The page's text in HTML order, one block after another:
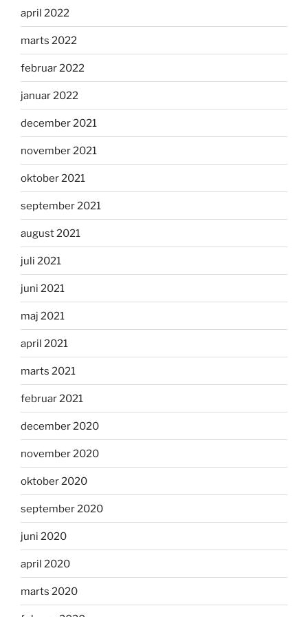
april 2022
marts 2022
februar 2022
januar 2022
december 2021
november 2021
oktober 2021
september 2021
august 2021
juli 2021
juni 2021
maj 2021
april 2021
marts 2021
februar 2021
december 2020
november 2020
oktober 2020
september 2020
juni 2020
april 2020
marts 2020